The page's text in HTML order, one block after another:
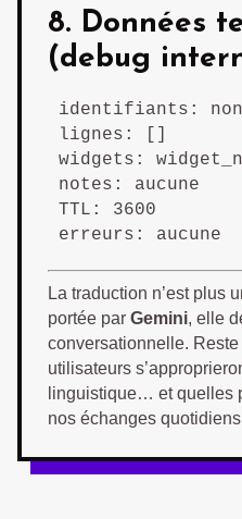
8. Données
(debug
identifiants:
lignes: []
widgets:
notes: aucune
TTL: 3600
erreurs: aucune
La traduction n’est plus
portée par Gemini, elle
conversationnelle.
utilisateurs
linguistique… et quelles
nos échanges